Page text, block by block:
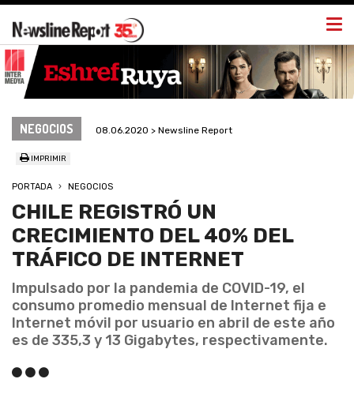
NEGOCIOS 08.06.2020 > Newsline Report
IMPRIMIR
PORTADA NEGOCIOS
CHILE REGISTRÓ UN
CRECIMIENTO DEL 40% DEL
TRÁFICO DE INTERNET
Impulsado por la pandemia de COVID-19, el
consumo promedio mensual de Internet fija e
Internet móvil por usuario en abril de este año
es de 335,3 y 13 Gigabytes, respectivamente.